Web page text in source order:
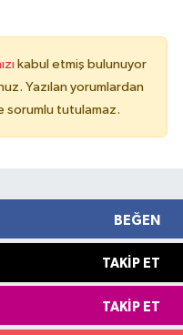
kabul etmiş bulunuyor
Yazılan yorumlardan
sorumlu tutulamaz.
BEĞEN
TAKIP ET
TAKIP ET